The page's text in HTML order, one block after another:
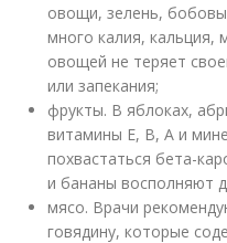
овощи, зелень,
много калия, кальция,
овощей не теряет
или запекания;
фрукты. В яблоках,
витамины Е, В, А и
похвастаться бета-
и бананы восполняют
мясо. Врачи
говядину, которые